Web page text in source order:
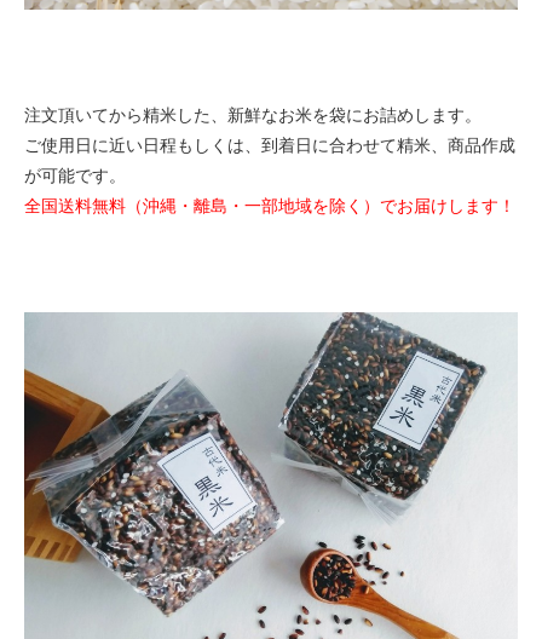
注文頂いてから精米した、新鮮なお米を袋にお詰めします。
ご使用日に近い日程もしくは、到着日に合わせて精米、商品作成
が可能です。
全国送料無料（沖縄・離島・一部地域を除く）でお届けします！